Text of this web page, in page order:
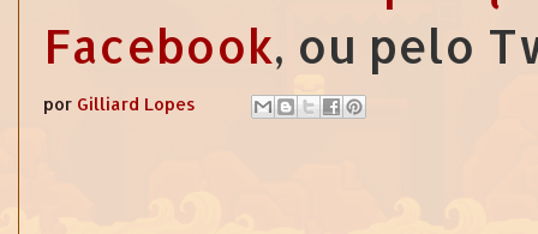
Facebook, ou pelo
por Gilliard Lopes